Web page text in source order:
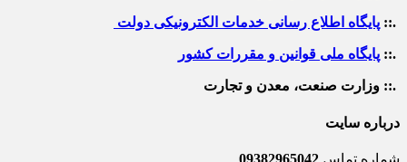
.:: پایگاه اطلاع رسانی خدمات الکترونیکی دولت
.:: پایگاه ملی قوانین و مقررات کشور
.:: وزارت صنعت، معدن و تجارت
درباره سایت
شماره تماس 09382965042